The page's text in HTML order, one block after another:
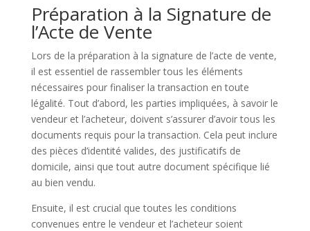
Préparation à la Signature de
l’Acte de Vente
Lors de la préparation à la signature de l’acte de vente,
il est essentiel de rassembler tous les éléments
nécessaires pour finaliser la transaction en toute
légalité. Tout d’abord, les parties impliquées, à savoir le
vendeur et l’acheteur, doivent s’assurer d’avoir tous les
documents requis pour la transaction. Cela peut inclure
des pièces d’identité valides, des justificatifs de
domicile, ainsi que tout autre document spécifique lié
au bien vendu.
Ensuite, il est crucial que toutes les conditions
convenues entre le vendeur et l’acheteur soient